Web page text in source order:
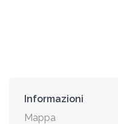
Informazioni
Mappa